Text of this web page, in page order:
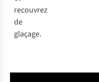
recouvrez
de
glaçage.